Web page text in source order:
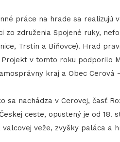
práce na hrade sa realizujú
zo združenia Spojené ruky,
Trstín a Bíňovce). Hrad
Projekt v tomto roku podporilo
kraj a Obec Cerová
nachádza v Cerovej, časť
ceste, opustený je od 18.
veže, zvyšky paláca a